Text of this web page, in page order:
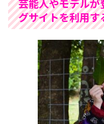
芸能人やモデルが
グサイトを利用す